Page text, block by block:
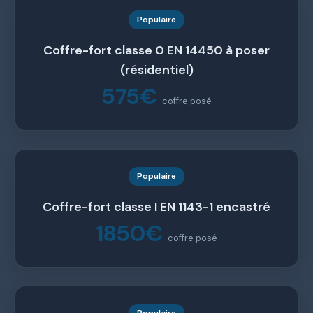
Populaire
Coffre-fort classe 0 EN 14450 à poser
(résidentiel)
575€ coffre posé
Populaire
Coffre-fort classe I EN 1143-1 encastré
1850€ coffre posé